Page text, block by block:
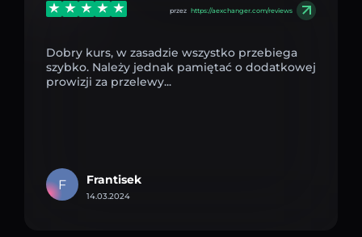
przez https://aexchanger.com/reviews
Dobry kurs, w zasadzie wszystko przebiega
szybko. Należy jednak pamiętać o dodatkowej
prowizji za przelewy...
F Frantisek
14.03.2024